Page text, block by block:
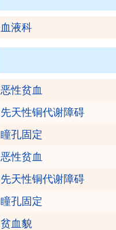
血液科
恶性贫血
先天性铜代谢障碍
瞳孔固定
恶性贫血
先天性铜代谢障碍
瞳孔固定
贫血貌